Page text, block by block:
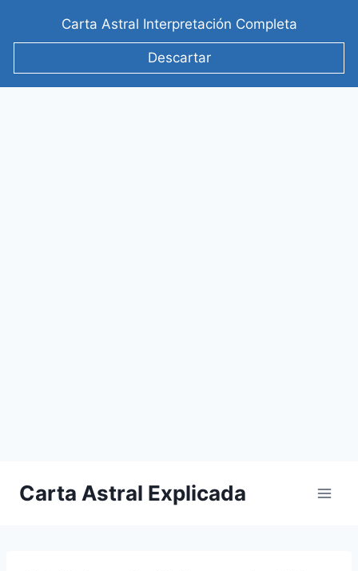
Carta Astral Interpretación Completa
Descartar
Carta Astral Explicada